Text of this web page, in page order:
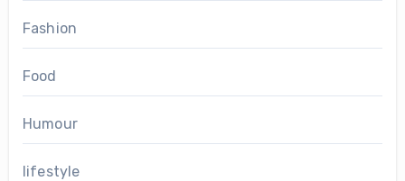
Fashion
Food
Humour
lifestyle